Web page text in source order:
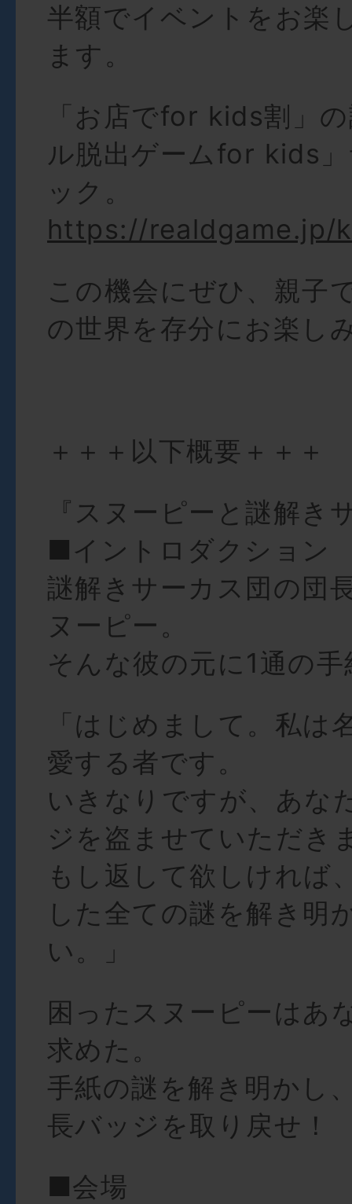
半額でイベントをお楽
ます。
「お店でfor kids割」
ル脱出ゲームfor kids
ック。
https://realdgame.jp/
この機会にぜひ、親子
の世界を存分にお楽し
＋＋＋以下概要＋＋＋
『スヌーピーと謎解き
■イントロダクション
謎解きサーカス団の団
ヌーピー。
そんな彼の元に1通の
「はじめまして。私は
愛する者です。
いきなりですが、あな
ジを盗ませていただき
もし返して欲しければ
した全ての謎を解き明
い。」
困ったスヌーピーはあ
求めた。
手紙の謎を解き明かし
長バッジを取り戻せ！
■会場